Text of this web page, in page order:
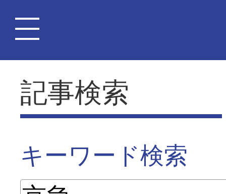
記事検索
キーワード検索